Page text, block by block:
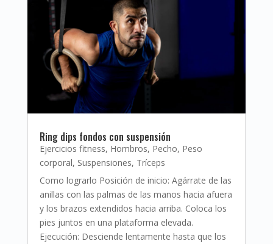
Ring dips fondos con suspensión
Ejercicios fitness, Hombros, Pecho, Peso
corporal, Suspensiones, Tríceps
Como lograrlo Posición de inicio: Agárrate de las
anillas con las palmas de las manos hacia afuera
y los brazos extendidos hacia arriba. Coloca los
pies juntos en una plataforma elevada.
Ejecución: Desciende lentamente hasta que los